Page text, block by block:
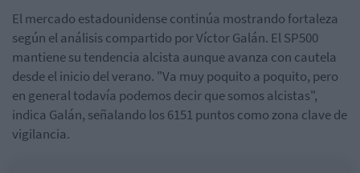
El mercado estadounidense continúa mostrando fortaleza
según el análisis compartido por Víctor Galán. El SP500
mantiene su tendencia alcista aunque avanza con cautela
desde el inicio del verano. "Va muy poquito a poquito, pero
en general todavía podemos decir que somos alcistas",
indica Galán, señalando los 6151 puntos como zona clave de
vigilancia.